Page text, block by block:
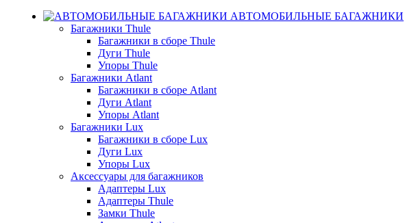
АВТОМОБИЛЬНЫЕ БАГАЖНИКИ
Багажники Thule
Багажники в сборе Thule
Дуги Thule
Упоры Thule
Багажники Atlant
Багажники в сборе Atlant
Дуги Atlant
Упоры Atlant
Багажники Lux
Багажники в сборе Lux
Дуги Lux
Упоры Lux
Аксессуары для багажников
Адаптеры Lux
Адаптеры Thule
Замки Thule